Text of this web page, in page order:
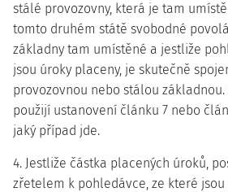
stálé provozovny, která je tam
tomto druhém státě svobodné
základny tam umístěné a jestliže
jsou úroky placeny, je skutečně
provozovnou nebo stálou
použijí ustanovení článku 7 nebo
jaký případ jde.
4. Jestliže částka placených úroků,
zřetelem k pohledávce, ze které